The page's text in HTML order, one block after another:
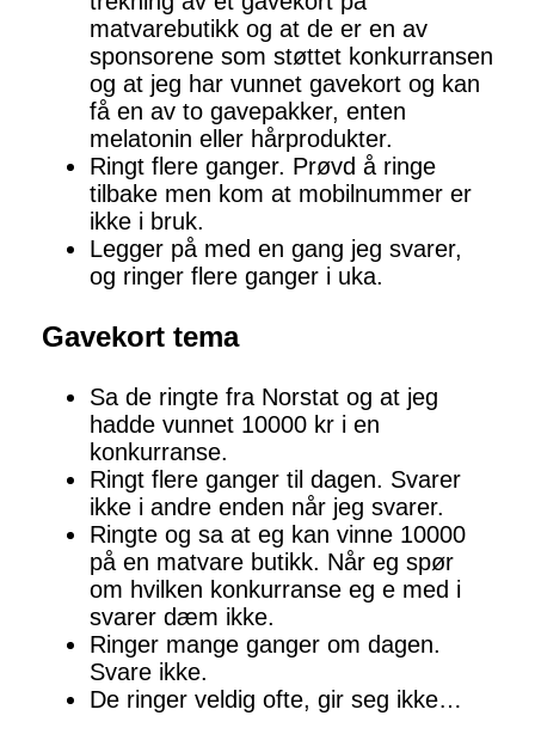
matvarebutikk og at de er en av
sponsorene som støttet konkurransen
og at jeg har vunnet gavekort og kan
få en av to gavepakker, enten
melatonin eller hårprodukter.
Ringt flere ganger. Prøvd å ringe
tilbake men kom at mobilnummer er
ikke i bruk.
Legger på med en gang jeg svarer,
og ringer flere ganger i uka.
Gavekort tema
Sa de ringte fra Norstat og at jeg
hadde vunnet 10000 kr i en
konkurranse.
Ringt flere ganger til dagen. Svarer
ikke i andre enden når jeg svarer.
Ringte og sa at eg kan vinne 10000
på en matvare butikk. Når eg spør
om hvilken konkurranse eg e med i
svarer dæm ikke.
Ringer mange ganger om dagen.
Svare ikke.
De ringer veldig ofte, gir seg ikke…